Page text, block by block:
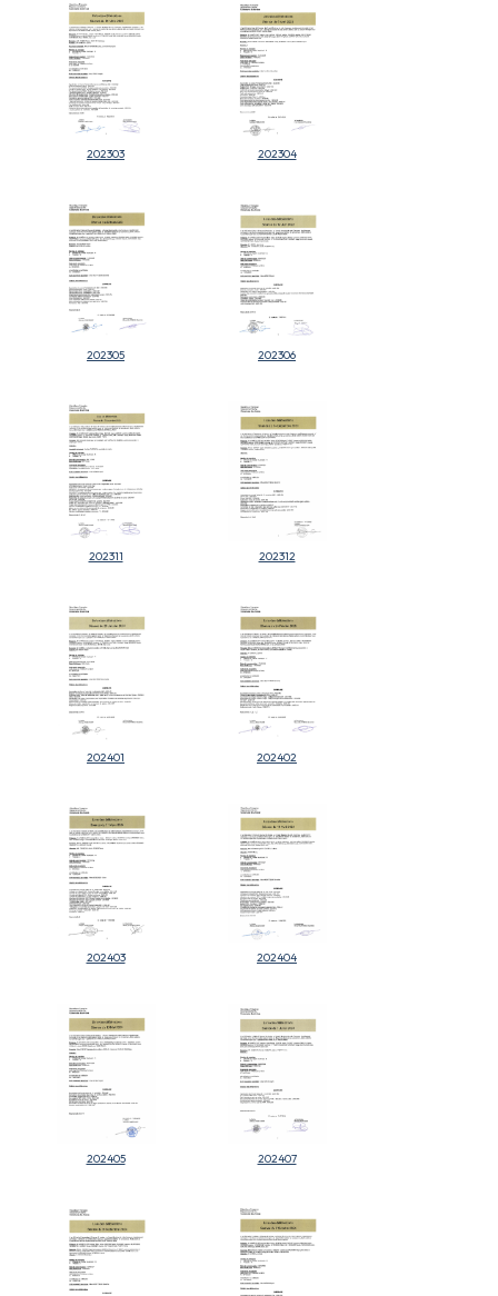
202303 202304
202305 202306
202311 202312
202401 202402
202403 202404
202405 202407